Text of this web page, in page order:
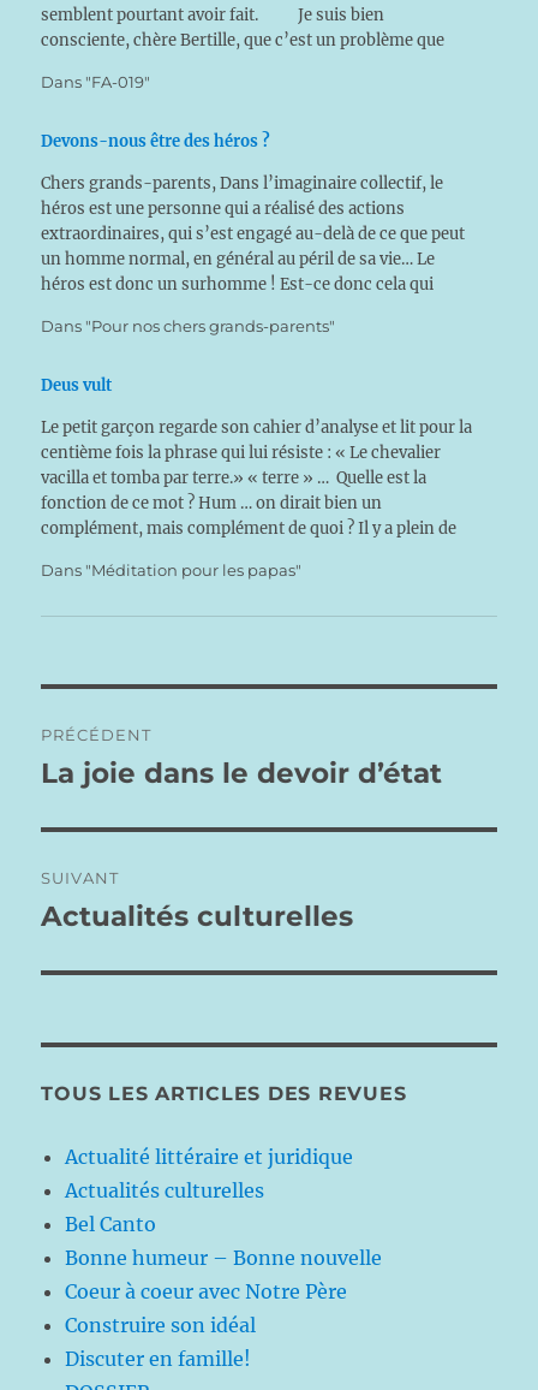
semblent pourtant avoir fait. Je suis bien
consciente, chère Bertille, que c’est un problème que
Dans "FA-019"
Devons-nous être des héros ?
Chers grands-parents, Dans l’imaginaire collectif, le
héros est une personne qui a réalisé des actions
extraordinaires, qui s’est engagé au-delà de ce que peut
un homme normal, en général au péril de sa vie… Le
héros est donc un surhomme ! Est-ce donc cela qui
Dans "Pour nos chers grands-parents"
Deus vult
Le petit garçon regarde son cahier d’analyse et lit pour la
centième fois la phrase qui lui résiste : « Le chevalier
vacilla et tomba par terre.» « terre » … Quelle est la
fonction de ce mot ? Hum … on dirait bien un
complément, mais complément de quoi ? Il y a plein de
Dans "Méditation pour les papas"
de
PRÉCÉDENT
Publication
La joie dans le devoir d’état
SUIVANT
Publication
Actualités culturelles
TOUS LES ARTICLES DES REVUES
Actualité littéraire et juridique
Actualités culturelles
Bel Canto
Bonne humeur – Bonne nouvelle
Coeur à coeur avec Notre Père
Construire son idéal
Discuter en famille!